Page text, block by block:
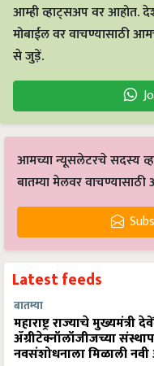
आम्ही व्हाट्सअप वर आहोत.
मोबाईल वर वाचण्यासाठी
से जुड़ें.
आमच्या न्यूसलेटरचे सदस्य
बातम्या मेलवर
Latest feeds
बातम्या
महाराष्ट्र राज्याचे मुख्यमंत्री
ॲग्रीटेक्नॉलॉजीजच्या
नवसंशोधनाला मिळाली